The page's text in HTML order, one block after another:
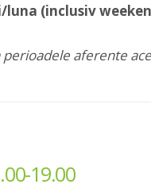
(inclusiv
aferente
19.00